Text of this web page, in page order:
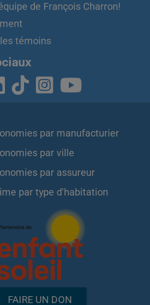
de François Charron!
témoins
par manufacturier
par ville
par assureur
par type d'habitation
FAIRE UN DON